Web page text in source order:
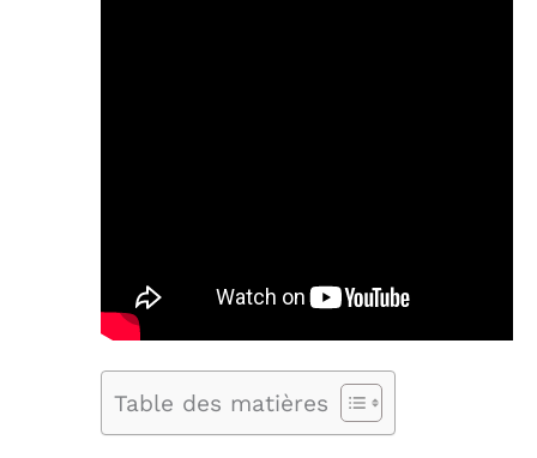
Table des matières